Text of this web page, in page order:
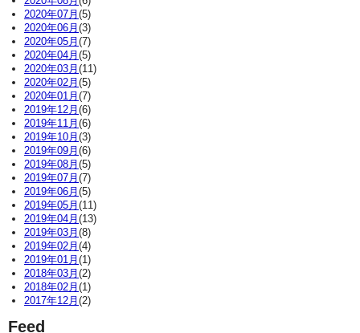
2020年07月(5)
2020年06月(3)
2020年05月(7)
2020年04月(5)
2020年03月(11)
2020年02月(5)
2020年01月(7)
2019年12月(6)
2019年11月(6)
2019年10月(3)
2019年09月(6)
2019年08月(5)
2019年07月(7)
2019年06月(5)
2019年05月(11)
2019年04月(13)
2019年03月(8)
2019年02月(4)
2019年01月(1)
2018年03月(2)
2018年02月(1)
2017年12月(2)
Feed